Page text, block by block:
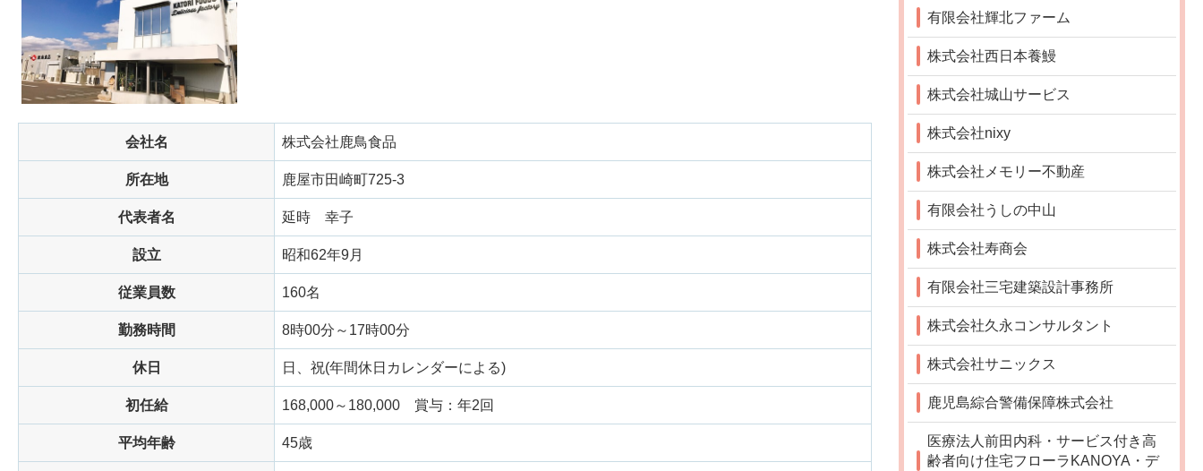
会社名 株式会社鹿鳥食品
所在地 鹿屋市田崎町725-3
代表者名 延時 幸子
設立 昭和62年9月
従業員数 160名
勤務時間 8時00分～17時00分
休日 日、祝(年間休日カレンダーによる)
初任給 168,000～180,000 賞与 ：年2回
平均年齢 45歳
有限会社輝北ファーム
株式会社西日本養鰻
株式会社城山サービス
株式会社nixy
株式会社メモリー不動産
有限会社うしの中山
株式会社寿商会
有限会社三宅建築設計事務所
株式会社久永コンサルタント
株式会社サニックス
鹿児島綜合警備保障株式会社
医療法人前田内科・サービス付き高
齢者向け住宅フローラKANOYA・デ